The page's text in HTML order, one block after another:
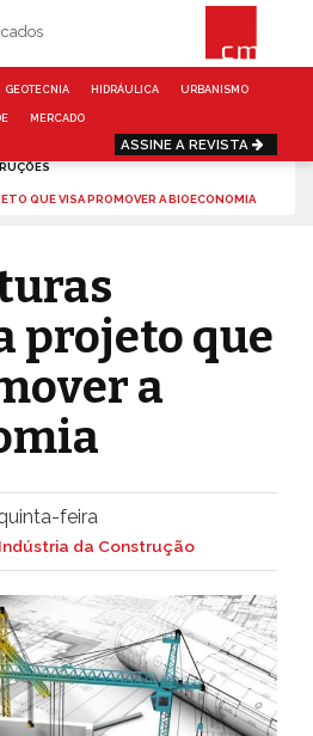
GEOTECNIA HIDRÁULICA URBANISMO
MERCADO
ASSINE A REVISTA
QUE VISA PROMOVER A BIOECONOMIA
projeto que
a
feira
Indústria da Construção